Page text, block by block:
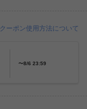
クーポン使用方法について
〜8/6 23:59